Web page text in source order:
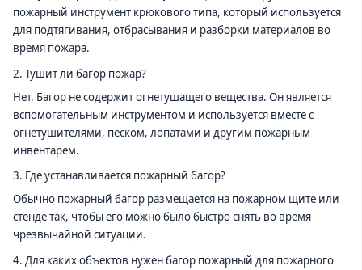
пожарный инструмент крюкового типа, который используется
для подтягивания, отбрасывания и разборки материалов во
время пожара.
2. Тушит ли багор пожар?
Нет. Багор не содержит огнетушащего вещества. Он является
вспомогательным инструментом и используется вместе с
огнетушителями, песком, лопатами и другим пожарным
инвентарем.
3. Где устанавливается пожарный багор?
Обычно пожарный багор размещается на пожарном щите или
стенде так, чтобы его можно было быстро снять во время
чрезвычайной ситуации.
4. Для каких объектов нужен багор пожарный для пожарного